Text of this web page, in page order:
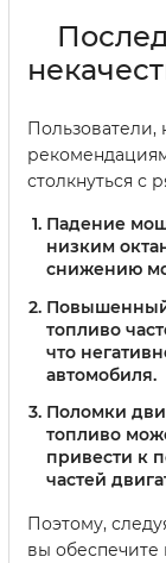
Пользователи,
столкнуться с
Падение
низким
снижению
Повышенный
топливо
что
автомобиля.
Поломки
топливо
привести к
частей
Поэтому,
вы обеспечите